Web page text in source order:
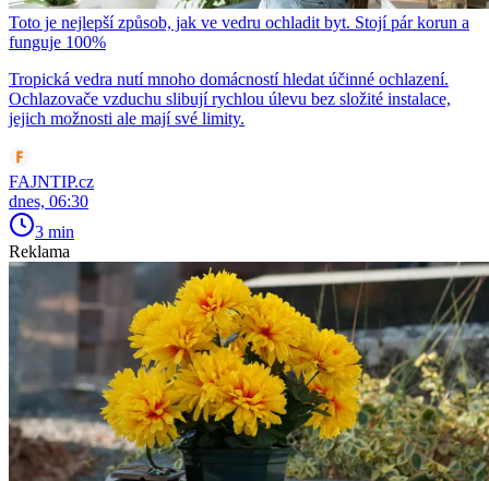
Toto je nejlepší způsob, jak ve vedru ochladit byt. Stojí pár korun a
funguje 100%
Tropická vedra nutí mnoho domácností hledat účinné ochlazení.
Ochlazovače vzduchu slibují rychlou úlevu bez složité instalace,
jejich možnosti ale mají své limity.
FAJNTIP.cz
dnes, 06:30
3 min
Reklama